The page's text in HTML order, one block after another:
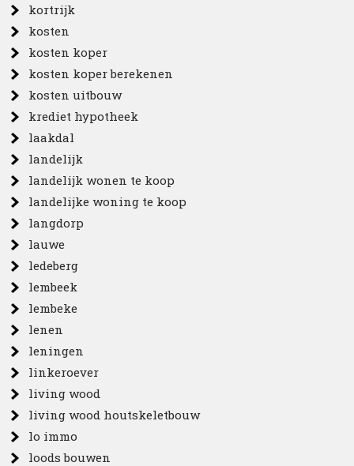
kortrijk
kosten
kosten koper
kosten koper berekenen
kosten uitbouw
krediet hypotheek
laakdal
landelijk
landelijk wonen te koop
landelijke woning te koop
langdorp
lauwe
ledeberg
lembeek
lembeke
lenen
leningen
linkeroever
living wood
living wood houtskeletbouw
lo immo
loods bouwen